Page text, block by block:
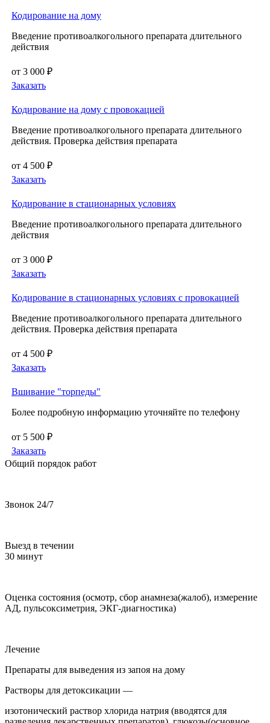
Кодирование на дому
Введение противоалкогольного препарата длительного
действия
от 3 000 ₽
Заказать
Кодирование на дому с провокацией
Введение противоалкогольного препарата длительного
действия. Проверка действия препарата
от 4 500 ₽
Заказать
Кодирование в стационарных условиях
Введение противоалкогольного препарата длительного
действия
от 3 000 ₽
Заказать
Кодирование в стационарных условиях с провокацией
Введение противоалкогольного препарата длительного
действия. Проверка действия препарата
от 4 500 ₽
Заказать
Вшивание "торпеды"
Более подробную информацию уточняйте по телефону
от 5 500 ₽
Заказать
Общий порядок работ
Звонок 24/7
Выезд в течении
30 минут
Оценка состояния (осмотр, сбор анамнеза(жалоб), измерение
АД, пульсоксиметрия, ЭКГ-диагностика)
Лечение
Препараты для выведения из запоя на дому
Растворы для детоксикации —
изотонический раствор хлорида натрия (вводятся для